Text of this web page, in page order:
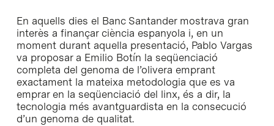
En aquells dies el Banc Santander mostrava gran
interès a finançar ciència espanyola i, en un
moment durant aquella presentació, Pablo Vargas
va proposar a Emilio Botín la seqüenciació
completa del genoma de l’olivera emprant
exactament la mateixa metodologia que es va
emprar en la seqüenciació del linx, és a dir, la
tecnologia més avantguardista en la consecució
d’un genoma de qualitat.